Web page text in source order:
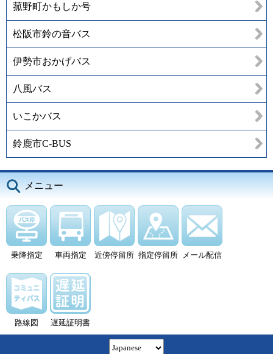
菰野町かもしか号
松阪市鈴の音バス
伊勢市おかげバス
八風バス
いこかバス
鈴鹿市C-BUS
メニュー
乗降指定 車両指定 近傍停留所 指定停留所 メール配信
路線図 遅延証明書